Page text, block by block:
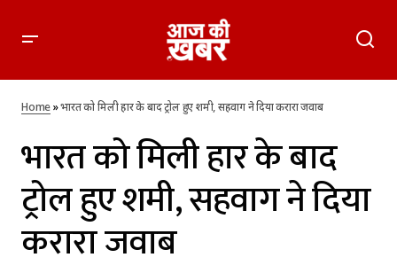
भारत को मिली हार के बाद ट्रोल हुए शमी, सहवाग ने दिया करारा जवाब
Home»भारत को मिली हार के बाद ट्रोल हुए शमी, सहवाग ने दिया करारा जवाब
भारत को मिली हार के बाद
ट्रोल हुए शमी, सहवाग ने दिया
करारा जवाब